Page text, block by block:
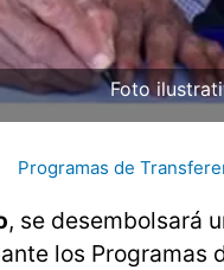
Foto
Programas de
, se desembolsará
los Programas